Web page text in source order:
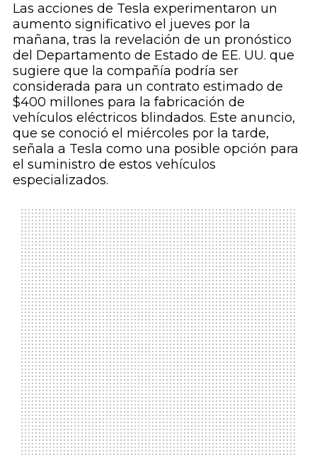
Las acciones de Tesla experimentaron un
aumento significativo el jueves por la
mañana, tras la revelación de un pronóstico
del Departamento de Estado de EE. UU. que
sugiere que la compañía podría ser
considerada para un contrato estimado de
$400 millones para la fabricación de
vehículos eléctricos blindados. Este anuncio,
que se conoció el miércoles por la tarde,
señala a Tesla como una posible opción para
el suministro de estos vehículos
especializados.